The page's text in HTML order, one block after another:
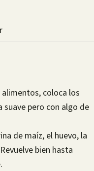
coloca los
suave pero con algo de
de maíz, el huevo, la
bien hasta